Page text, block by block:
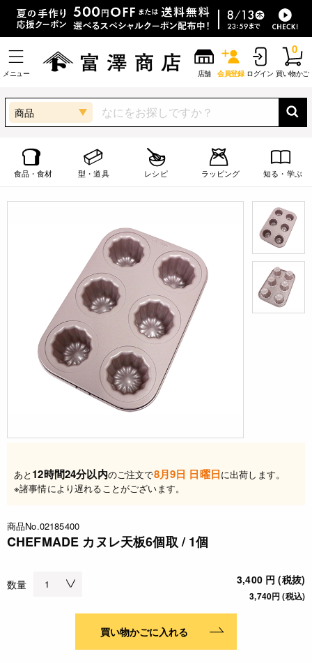
メニュー 店舗 会員登録 ログイン 買い物かご
0
商品
食品・食材 型・道具 レシピ ラッピング 知る・学ぶ
あと 12時間24分以内のご注文で8月9日 日曜日に出荷します。
※諸事情により遅れることがございます。
商品No.02185400
CHEFMADE カヌレ天板6個取 / 1個
数量 3,400 円 (税抜)
3,740円 (税込)
買い物かごに入れる